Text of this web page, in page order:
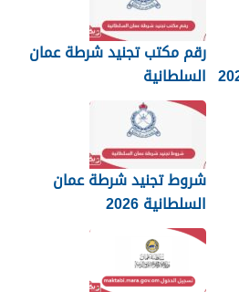
رقم مكتب تجنيد شرطة عمان
السلطانية
شروط تجنيد شرطة عمان
السلطانية 2026